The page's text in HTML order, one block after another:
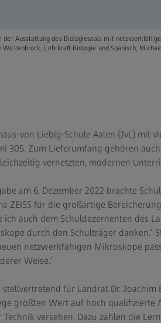
der Ausstattung des Biologiesaals mit
Lehrkraft Biologie und Spanisch,
von Liebig-Schule Aalen (JvL) mit
305. Zum Lieferumfang gehören
vernetzten, modernen
am 6. Dezember 2022 brachte
ZEISS für die großartige
ich auch dem Schuldezernenten des
durch den Schulträger
netzwerkfähigen Mikroskope
Weise.“
für Landrat Dr.
größten Wert auf hoch
versehen. Dazu zählen die